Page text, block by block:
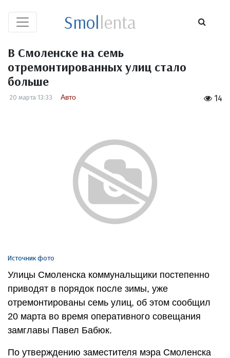
Smollenta
В Смоленске на семь
отремонтированных улиц стало
больше
14
20 марта 13:33 Авто
Источник фото
Улицы Смоленска коммунальщики постепенно
приводят в порядок после зимы, уже
отремонтированы семь улиц, об этом сообщил
20 марта во время оперативного совещания
замглавы Павел Бабюк.
По утверждению заместителя мэра Смоленска